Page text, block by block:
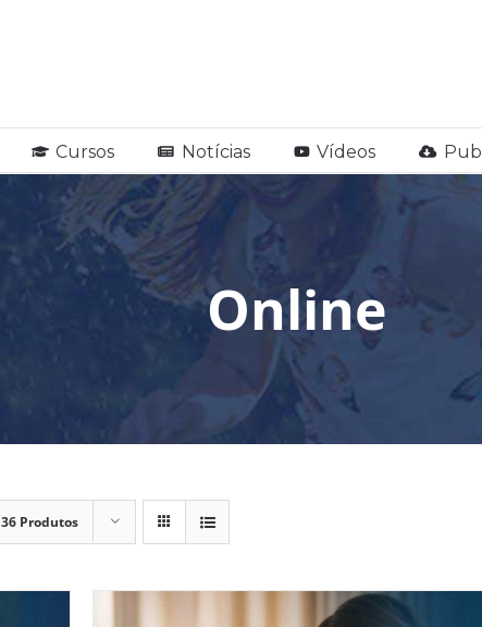
Cursos Notícias Vídeos
Online
36 Produtos